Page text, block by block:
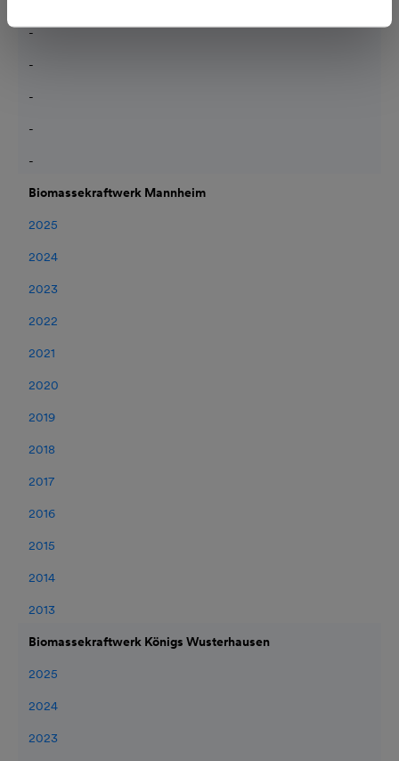
-
-
-
-
-
Biomassekraftwerk Mannheim
2025
2024
2023
2022
2021
2020
2019
2018
2017
2016
2015
2014
2013
Biomassekraftwerk Königs Wusterhausen
2025
2024
2023